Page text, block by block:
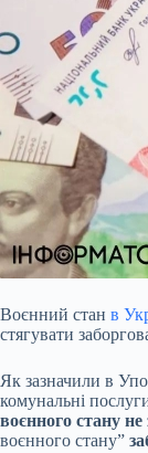
Воєнний стан в
стягувати
Як зазначили в
комунальні
воєнного стану
воєнного стану”